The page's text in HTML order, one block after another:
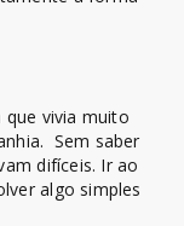
que vivia muito
Sem saber
difíceis. Ir ao
algo simples